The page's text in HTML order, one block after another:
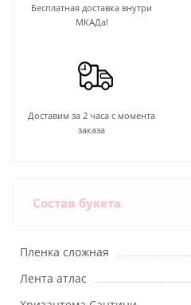
Бесплатная доставка внутри
МКАДа!
Доставим за 2 часа с момента
заказа
Состав букета
Пленка сложная
Лента атлас